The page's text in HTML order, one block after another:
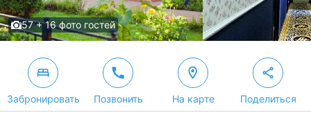
57 + 16 фото гостей
Забронировать Позвонить На карте Поделиться